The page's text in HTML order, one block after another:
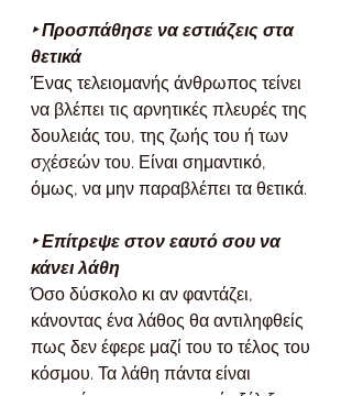
‣ Προσπάθησε να εστιάζεις στα
θετικά
Ένας τελειομανής άνθρωπος τείνει
να βλέπει τις αρνητικές πλευρές της
δουλειάς του, της ζωής του ή των
σχέσεών του. Είναι σημαντικό,
όμως, να μην παραβλέπει τα θετικά.
‣ Επίτρεψε στον εαυτό σου να
κάνει λάθη
Όσο δύσκολο κι αν φαντάζει,
κάνοντας ένα λάθος θα αντιληφθείς
πως δεν έφερε μαζί του το τέλος του
κόσμου. Τα λάθη πάντα είναι